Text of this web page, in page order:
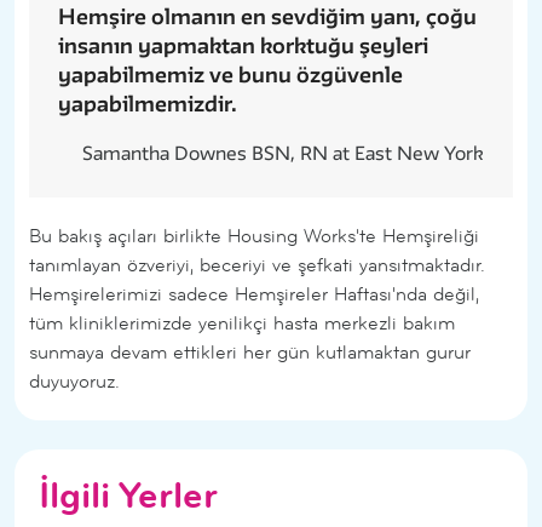
Hemşire olmanın en sevdiğim yanı, çoğu
insanın yapmaktan korktuğu şeyleri
yapabilmemiz ve bunu özgüvenle
yapabilmemizdir.
Samantha Downes BSN, RN at East New York
Bu bakış açıları birlikte Housing Works'te Hemşireliği
tanımlayan özveriyi, beceriyi ve şefkati yansıtmaktadır.
Hemşirelerimizi sadece Hemşireler Haftası'nda değil,
tüm kliniklerimizde yenilikçi hasta merkezli bakım
sunmaya devam ettikleri her gün kutlamaktan gurur
duyuyoruz.
İlgili Yerler